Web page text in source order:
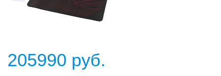
205990 руб.